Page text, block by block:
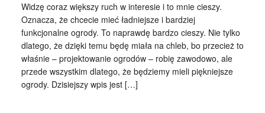
Widzę coraz większy ruch w interesie i to mnie cieszy.
Oznacza, że chcecie mieć ładniejsze i bardziej
funkcjonalne ogrody. To naprawdę bardzo cieszy. Nie tylko
dlatego, że dzięki temu będę miała na chleb, bo przecież to
właśnie – projektowanie ogrodów – robię zawodowo, ale
przede wszystkim dlatego, że będziemy mieli piękniejsze
ogrody. Dzisiejszy wpis jest […]